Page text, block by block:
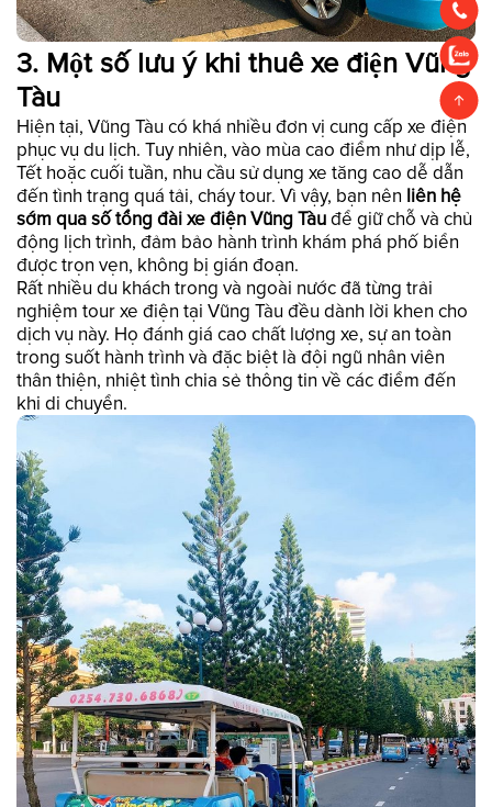
3. Một số lưu ý khi thuê xe điện Vũng
Tàu
Hiện tại, Vũng Tàu có khá nhiều đơn vị cung cấp xe điện
phục vụ du lịch. Tuy nhiên, vào mùa cao điểm như dịp lễ,
Tết hoặc cuối tuần, nhu cầu sử dụng xe tăng cao dễ dẫn
đến tình trạng quá tải, cháy tour. Vì vậy, bạn nên liên hệ
sớm qua số tổng đài xe điện Vũng Tàuđể giữ chỗ và chủ
động lịch trình, đảm bảo hành trình khám phá phố biển
được trọn vẹn, không bị gián đoạn.
Rất nhiều du khách trong và ngoài nước đã từng trải
nghiệm tour xe điện tại Vũng Tàu đều dành lời khen cho
dịch vụ này. Họ đánh giá cao chất lượng xe, sự an toàn
trong suốt hành trình và đặc biệt là đội ngũ nhân viên
thân thiện, nhiệt tình chia sẻ thông tin về các điểm đến
khi di chuyển.